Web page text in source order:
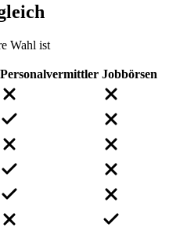
Wahl ist
Personalvermittler Jobbörsen